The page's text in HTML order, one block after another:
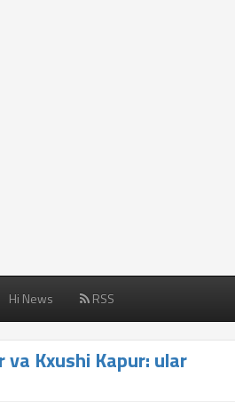
Hi News RSS
va Kxushi Kapur: ular